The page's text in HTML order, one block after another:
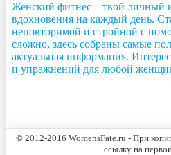
Женский фитнес – твой личный
вдохновения на каждый день.
неповторимой и стройной с
сложно, здесь собраны самые
актуальная информация.
и упражнений для любой
© 2012-2016 WomensFate.ru - При
ссылку на